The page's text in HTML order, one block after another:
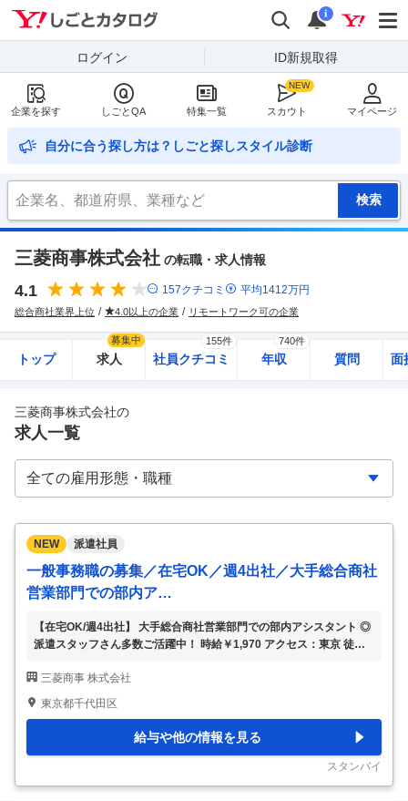
検索
通知
i
ログイン ID新規取得
企業を探す しごとQA 特集一覧 スカウト マイページ
自分に合う探し方は？しごと探しスタイル診断
三菱商事株式会社 の転職・求人情報
4.1 157クチコミ 平均1412万円
総合商社業界上位 4.0以上の企業 リモートワーク可の企業
トップ 求人
募集中
社員クチコミ
155件
年収
740件
質問 面
三菱商事株式会社の
求人一覧
NEW 派遣社員
一般事務職の募集／在宅OK／週4出社／大手総合商社
営業部門での部内ア…
【在宅OK/週4出社】 大手総合商社営業部門での部内アシスタント ◎
派遣スタッフさん多数ご活躍中！ 時給￥1,970 アクセス：東京 徒歩5
ント ＋秘書のお仕事 ・出張手配、会食手配、精算業務 ・伝票処理(専
用システム) ・部内とりまとめ ・スケジュール調整、慶弔手配、会議
の手続 ・その他庶務業務…
三菱商事 株式会社
東京都千代田区
給与や他の情報を見る
スタンバイ